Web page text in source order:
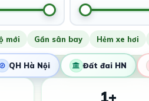
mới Gần sân bay Hẻm xe hơi
QH Hà Nội Đất đai HN
1+